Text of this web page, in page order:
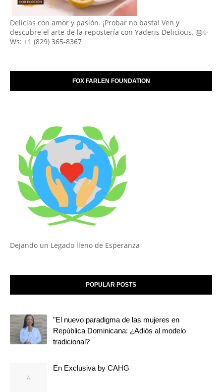
Delicias con amor y pasión. ¡Probar no basta! Ven y
descubre el arte de la repostería con Yaderis Delicious. 🎂✨
Ws: +1 (829) 365-8367
FOX FARLEN FOUNDATION
Dejando un Legado lleno de Esperanza
POPULAR POSTS
"El nuevo paradigma de las mujeres en
República Dominicana: ¿Adiós al modelo
tradicional?
En Exclusiva by CAHG